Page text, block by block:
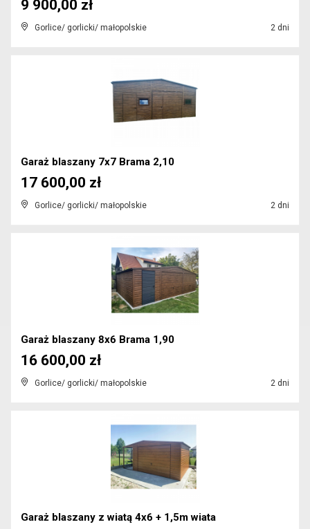
Gorlice/ gorlicki/ małopolskie 2 dni
9 900,00 zł
Garaż blaszany 7x7 Brama 2,10
Gorlice/ gorlicki/ małopolskie 2 dni
17 600,00 zł
Garaż blaszany 8x6 Brama 1,90
Gorlice/ gorlicki/ małopolskie 2 dni
16 600,00 zł
Garaż blaszany z wiatą 4x6 + 1,5m wiata